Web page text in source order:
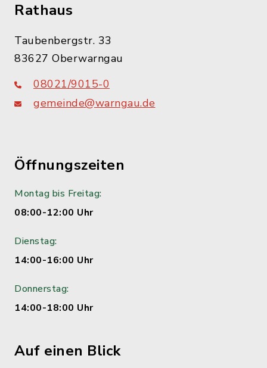
Rathaus
Taubenbergstr. 33
83627 Oberwarngau
08021/9015-0
gemeinde@warngau.de
Öffnungszeiten
Montag bis Freitag:
08:00-12:00 Uhr
Dienstag:
14:00-16:00 Uhr
Donnerstag:
14:00-18:00 Uhr
Auf einen Blick